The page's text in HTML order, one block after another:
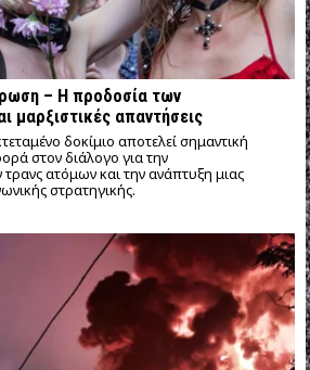
– Η προδοσία των
μαρξιστικές απαντήσεις
δοκίμιο αποτελεί σημαντική
στον διάλογο για την
ατόμων και την ανάπτυξη μιας
στρατηγικής.